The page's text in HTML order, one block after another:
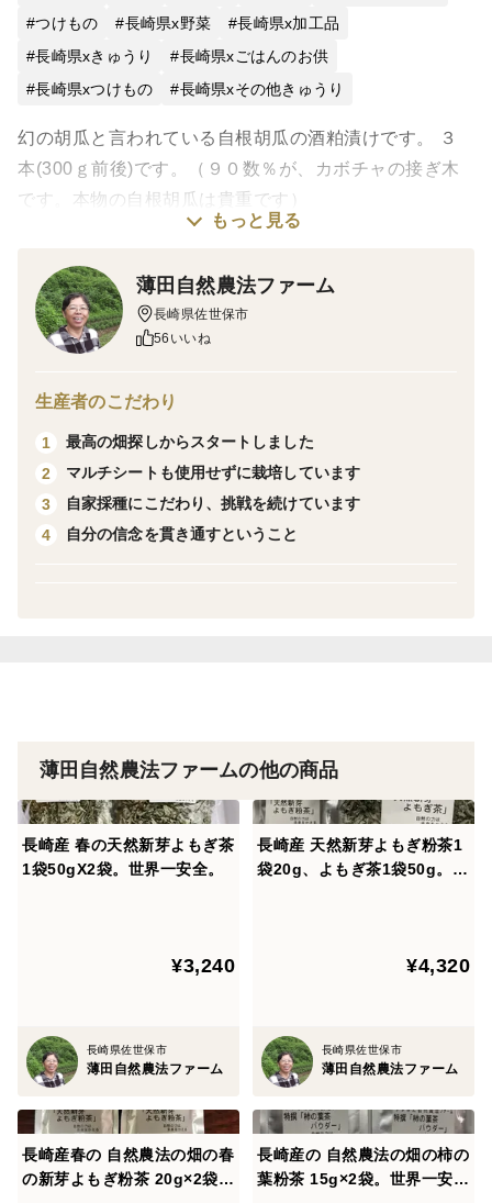
つけもの
長崎県x野菜
長崎県x加工品
長崎県xきゅうり
長崎県xごはんのお供
長崎県xつけもの
長崎県xその他きゅうり
幻の胡瓜と言われている自根胡瓜の酒粕漬けです。 ３
本(300ｇ前後)です。（９０数％が、カボチャの接ぎ木
です。本物の自根胡瓜は貴重です）
天然塩、自然農法の最高級きび糖、自然農法最高級胡瓜
を使っています。
味はとても美味で 、まるでフルーツのようだと言われ
最高級自然農法胡瓜の酒粕漬けには、鹿児島県産の自然
農法のきび糖が使ってあります。
◎このような最高級品自然農法の胡瓜の酒粕漬けは、世
◆薄田自然農法ファーム◆
我が家の畑は、農薬はもちろん、植物性の肥料、堆肥さ
え入れていません。
懸念し、私たちは栽培当初から「マルチ無し」で栽培し
『すべての野菜が太陽と水と土だけで育てています』。
自然農法家や銀座のシェフが、どうしたら、こんな野菜
ができるのかと・・野菜の違いに驚かれます。
私たちが育てている胡瓜、菊芋、落花生、赤里芋、クレ
もっと見る
薄田自然農法ファーム
長崎県佐世保市
56いいね
生産者のこだわり
1
最高の畑探しからスタートしました
2
マルチシートも使用せずに栽培しています
3
自家採種にこだわり、挑戦を続けています
4
自分の信念を貫き通すということ
薄田自然農法ファームの他の商品
長崎産 春の天然新芽よもぎ茶
1袋50gX2袋。世界一安全。
¥3,240
長崎県佐世保市
薄田自然農法ファーム
長崎産 天然新芽よもぎ粉茶1
袋20g、よもぎ茶1袋50g。自
¥4,320
長崎県佐世保市
薄田自然農法ファーム
長崎産春の 自然農法の畑の春
の新芽よもぎ粉茶 20g×2袋。
長崎産の 自然農法の畑の柿の
葉粉茶 15g×2袋。世界一安全